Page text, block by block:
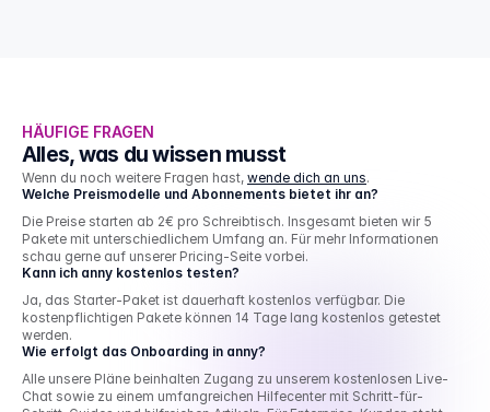
HÄUFIGE FRAGEN
Alles, was du wissen musst
Wenn du noch weitere Fragen hast, wende dich an uns.
Welche Preismodelle und Abonnements bietet ihr an?
Die Preise starten ab 2€ pro Schreibtisch. Insgesamt bieten wir 5
Pakete mit unterschiedlichem Umfang an. Für mehr Informationen
schau gerne auf unserer Pricing-Seite vorbei.
Kann ich anny kostenlos testen?
Ja, das Starter-Paket ist dauerhaft kostenlos verfügbar. Die
kostenpflichtigen Pakete können 14 Tage lang kostenlos getestet
werden.
Wie erfolgt das Onboarding in anny?
Alle unsere Pläne beinhalten Zugang zu unserem kostenlosen Live-
Chat sowie zu einem umfangreichen Hilfecenter mit Schritt-für-